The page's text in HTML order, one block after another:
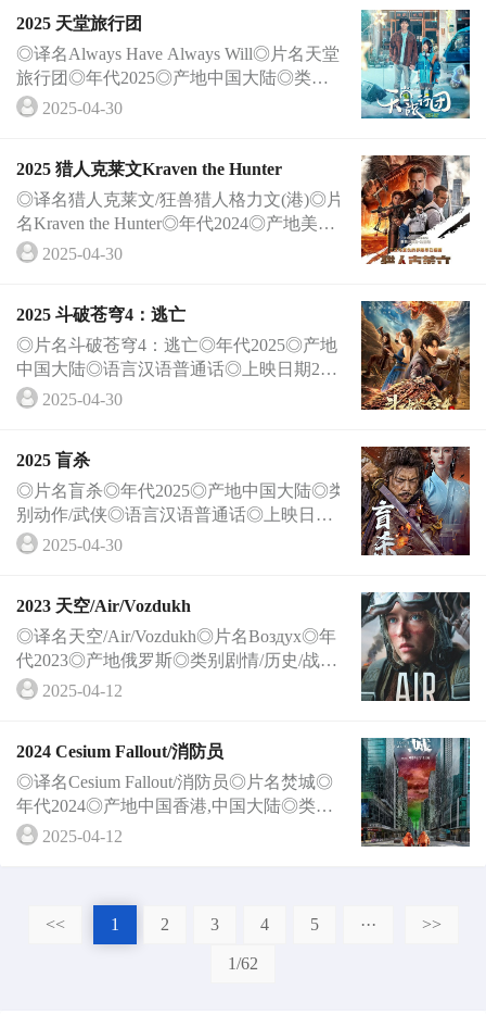
2025 天堂旅行团
◎译名Always Have Always Will◎片名天堂
旅行团◎年代2025◎产地中国大陆◎类别剧
情◎语言汉语普通话◎字幕中英双字◎上映
2025-04-30
2025 猎人克莱文Kraven the Hunter
◎译名猎人克莱文/狂兽猎人格力文(港)◎片
名Kraven the Hunter◎年代2024◎产地美国
◎类别动作/科幻/冒险◎语言英语◎上映日
2025-04-30
2025 斗破苍穹4：逃亡
◎片名斗破苍穹4：逃亡◎年代2025◎产地
中国大陆◎语言汉语普通话◎上映日期202
5-04-26(中国大陆)◎导演赵小丁 Xiaoding Z
2025-04-30
2025 盲杀
◎片名盲杀◎年代2025◎产地中国大陆◎类
别动作/武侠◎语言汉语普通话◎上映日期2
025-04-29(中国大陆网络)◎导演薛文华 We
2025-04-30
2023 天空/Air/Vozdukh
◎译名天空/Air/Vozdukh◎片名Воздух◎年
代2023◎产地俄罗斯◎类别剧情/历史/战争
◎语言俄语◎上映日期2023-10-26(东京国
2025-04-12
2024 Cesium Fallout/消防员
◎译名Cesium Fallout/消防员◎片名焚城◎
年代2024◎产地中国香港,中国大陆◎类别
剧情/动作/ 灾难◎语言粤语,汉语普通话◎
2025-04-12
<< 1 2 3 4 5 ··· >>
1/62